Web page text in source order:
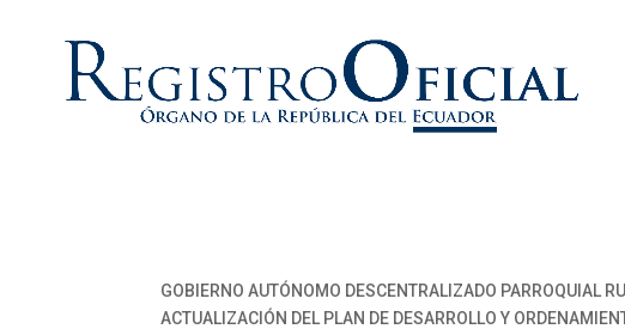
GOBIERNO AUTÓNOMO DESCENTRALIZADO PARROQUIAL
ACTUALIZACIÓN DEL PLAN DE DESARROLLO Y